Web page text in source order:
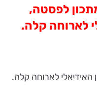
לפסטה,
לארוחה קלה.
האידיאלי לארוחה קלה.